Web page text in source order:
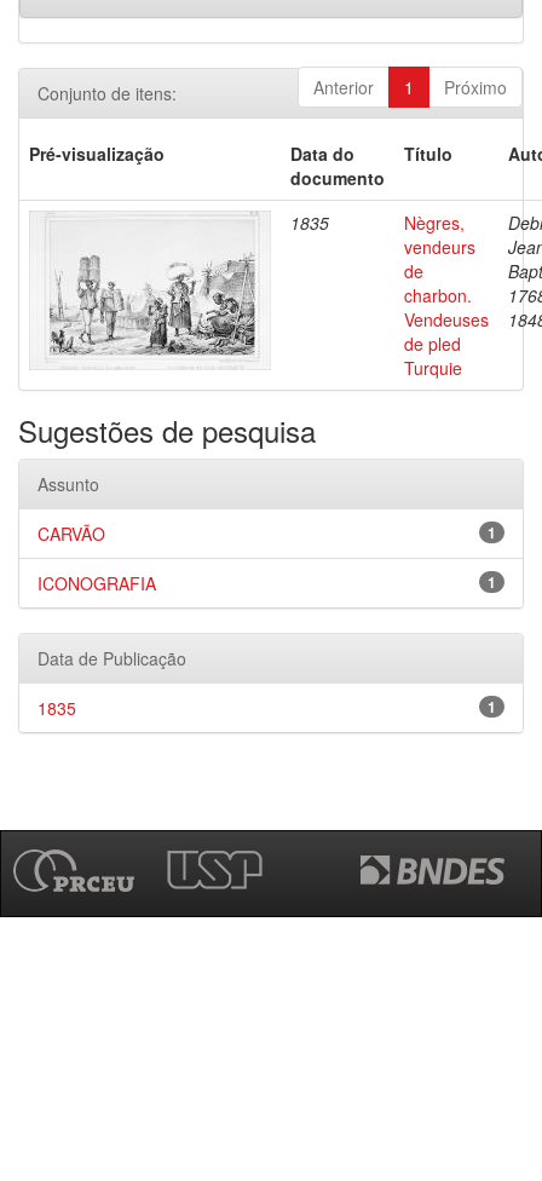
Anterior 1 Próximo
Conjunto de itens:
Pré-visualização
Data do
documento
Título
1835
Nègres,
vendeurs
de
charbon.
Vendeuses
de pled
Turquie
Sugestões de pesquisa
Assunto
1
CARVÃO
1
ICONOGRAFIA
Data de Publicação
1
1835